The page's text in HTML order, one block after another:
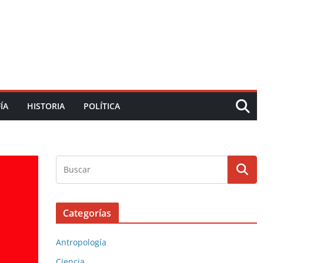
HISTORIA POLÍTICA
Categorías
Antropología